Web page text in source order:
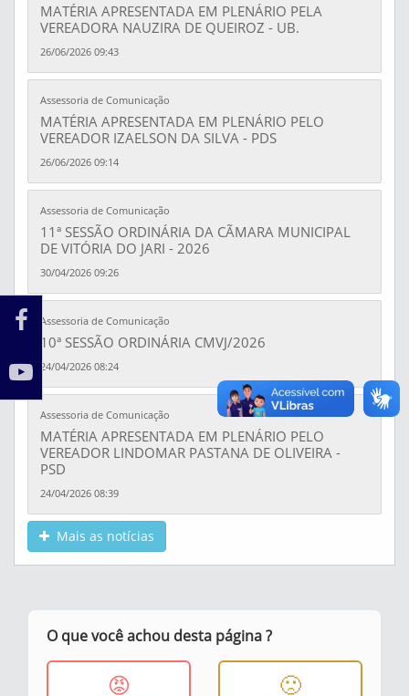
MATÉRIA APRESENTADA EM PLENÁRIO PELA
VEREADORA NAUZIRA DE QUEIROZ - UB.
26/06/2026 09:43
Assessoria de Comunicação
MATÉRIA APRESENTADA EM PLENÁRIO PELO
VEREADOR IZAELSON DA SILVA - PDS
26/06/2026 09:14
Assessoria de Comunicação
11ª SESSÃO ORDINÁRIA DA CÃMARA MUNICIPAL
DE VITÓRIA DO JARI - 2026
30/04/2026 09:26
Assessoria de Comunicação
10ª SESSÃO ORDINÁRIA CMVJ/2026
24/04/2026 08:24
Assessoria de Comunicação
MATÉRIA APRESENTADA EM PLENÁRIO PELO
VEREADOR LINDOMAR PASTANA DE OLIVEIRA -
PSD
24/04/2026 08:39
Mais as notícias
O que você achou desta página ?
😡 🙁